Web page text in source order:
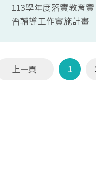
113學年度落實教育實
習輔導工作實施計畫
上一頁 1